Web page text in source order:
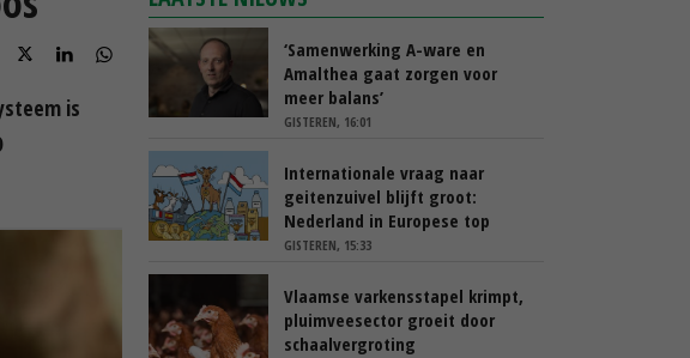
is
‘Samenwerking A-ware en
Amalthea gaat zorgen voor
meer balans’
GISTEREN, 16:01
Internationale vraag naar
geitenzuivel blijft groot:
Nederland in Europese top
GISTEREN, 15:33
Vlaamse varkensstapel krimpt,
pluimveesector groeit door
schaalvergroting